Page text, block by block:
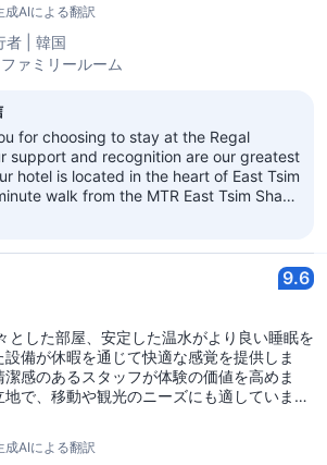
えておいてくれたので良かったです。 ホテ
ろもたくさんあって、早朝到着の飛行機で
にもかかわらず、チェックインもスムーズ
はQRコードで追加のタオルやトイレット
このコンディションと場所なら悪くないと言
たです。
成AIによる翻訳
者
韓国
ァミリールーム
for choosing to stay at the Regal
support and recognition are our greatest
hotel is located in the heart of East Tsim
walk from the MTR East Tsim Sha
transportation very convenient. We are
surrounding area is filled with dining and
allowing you to enjoy both
We will continue to strive to create
experience for you and look
forward to welcoming you again! Regal Kowloon Hotel
9.6
備が休暇を通じて快適な感覚を提供しま
感のあるスタッフが体験の価値を高めま
で、移動や観光のニーズにも適していま
成AIによる翻訳